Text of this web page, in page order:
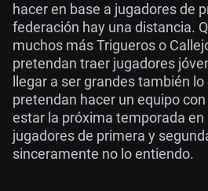
hacer en base a jugadores de
federación hay una distancia.
muchos más Trigueros o
pretendan traer jugadores
llegar a ser grandes también
pretendan hacer un equipo
estar la próxima temporada
jugadores de primera y
sinceramente no lo entiendo.